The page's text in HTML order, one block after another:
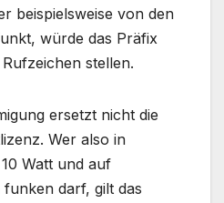
beispielsweise von den
würde das Präfix
stellen.
ersetzt nicht die
Wer also in
Watt und auf
darf, gilt das